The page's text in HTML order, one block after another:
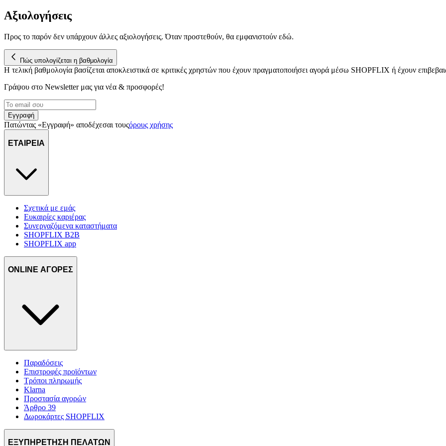
Αξιολογήσεις
Προς το παρόν δεν υπάρχουν άλλες αξιολογήσεις. Όταν προστεθούν, θα εμφανιστούν εδώ.
Πώς υπολογίζεται η βαθμολογία
Η τελική βαθμολογία βασίζεται αποκλειστικά σε κριτικές χρηστών που έχουν πραγματοποιήσει αγορά μέσω SHOPFLIX ή έχουν
Γράψου στο Νewsletter μας για νέα & προσφορές!
Εγγραφή
Πατώντας «Εγγραφή» αποδέχεσαι τουςόρους χρήσης
ΕΤΑΙΡΕΙΑ
Σχετικά με εμάς
Ευκαιρίες καριέρας
Συνεργαζόμενα καταστήματα
SHOPFLIX B2B
SHOPFLIX app
ONLINE ΑΓΟΡΕΣ
Παραδόσεις
Επιστροφές προϊόντων
Τρόποι πληρωμής
Klarna
Προστασία αγορών
Άρθρο 39
Δωροκάρτες SHOPFLIX
ΕΞΥΠΗΡΕΤΗΣΗ ΠΕΛΑΤΩΝ